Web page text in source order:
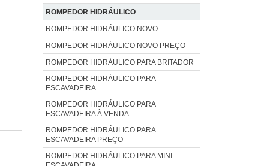
ROMPEDOR HIDRÁULICO
ROMPEDOR HIDRÁULICO NOVO
ROMPEDOR HIDRÁULICO NOVO PREÇO
ROMPEDOR HIDRÁULICO PARA BRITADOR
ROMPEDOR HIDRÁULICO PARA
ESCAVADEIRA
ROMPEDOR HIDRÁULICO PARA
ESCAVADEIRA À VENDA
ROMPEDOR HIDRÁULICO PARA
ESCAVADEIRA PREÇO
ROMPEDOR HIDRÁULICO PARA MINI